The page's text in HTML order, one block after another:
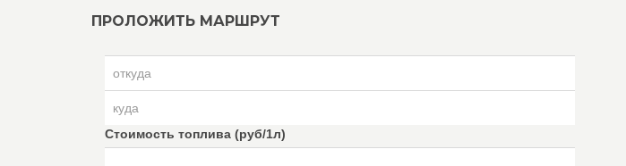
ПРОЛОЖИТЬ МАРШРУТ
Стоимость топлива (руб/1л)